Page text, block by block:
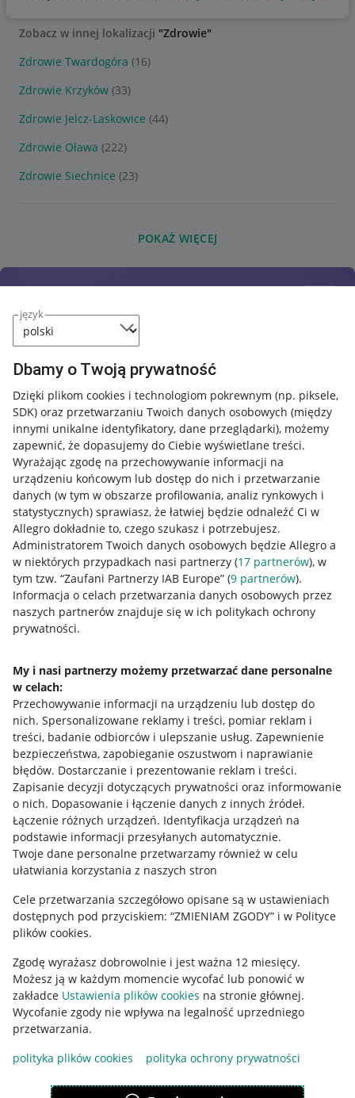
język
Dbamy o Twoją prywatność
Dzięki plikom cookies i technologiom pokrewnym (np. piksele,
SDK) oraz przetwarzaniu Twoich danych osobowych (między
innymi unikalne identyfikatory, dane przeglądarki), możemy
zapewnić, że dopasujemy do Ciebie wyświetlane treści.
Wyrażając zgodę na przechowywanie informacji na
urządzeniu końcowym lub dostęp do nich i przetwarzanie
danych (w tym w obszarze profilowania, analiz rynkowych i
statystycznych) sprawiasz, że łatwiej będzie odnaleźć Ci w
Allegro dokładnie to, czego szukasz i potrzebujesz.
Administratorem Twoich danych osobowych będzie Allegro a
w niektórych przypadkach nasi partnerzy (17 partnerów), w
tym tzw. “Zaufani Partnerzy IAB Europe” (9 partnerów).
Informacja o celach przetwarzania danych osobowych przez
naszych partnerów znajduje się w ich politykach ochrony
prywatności.
My i nasi partnerzy możemy przetwarzać dane personalne
w celach:
Przechowywanie informacji na urządzeniu lub dostęp do
nich. Spersonalizowane reklamy i treści, pomiar reklam i
treści, badanie odbiorców i ulepszanie usług. Zapewnienie
bezpieczeństwa, zapobieganie oszustwom i naprawianie
błędów. Dostarczanie i prezentowanie reklam i treści.
Zapisanie decyzji dotyczących prywatności oraz informowanie
o nich. Dopasowanie i łączenie danych z innych źródeł.
Łączenie różnych urządzeń. Identyfikacja urządzeń na
podstawie informacji przesyłanych automatycznie.
Twoje dane personalne przetwarzamy również w celu
ułatwiania korzystania z naszych stron
Cele przetwarzania szczegółowo opisane są w ustawieniach
dostępnych pod przyciskiem: “ZMIENIAM ZGODY” i w Polityce
plików cookies.
Zgodę wyrażasz dobrowolnie i jest ważna 12 miesięcy.
Możesz ją w każdym momencie wycofać lub ponowić w
zakładce Ustawienia plików cookies na stronie głównej.
Wycofanie zgody nie wpływa na legalność uprzedniego
przetwarzania.
polityka plików cookies
polityka ochrony prywatności
Zobacz w innej lokalizacji "Zdrowie"
Zdrowie Twardogóra (16)
Zdrowie Krzyków (33)
Zdrowie Jelcz-Laskowice (44)
Zdrowie Oława (222)
Zdrowie Siechnice (23)
POKAŻ WIĘCEJ
Przydatne informacje
Jak to działa
Allegro Gadane dla sprzedających
Allegro Gadane dla kupujących
Mapa miejscowości
Informacje prawne
Regulamin
Polityka plików "cookies"
Ustawienia plików "cookies"
Udostępnianie lokalizacji
Informacje dla Aktu o Usługach Cyfrowych
Pobierz aplikację